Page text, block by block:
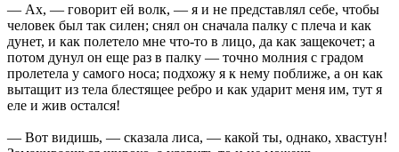
— Ах, — говорит ей волк, — я и не представлял себе, чтобы
человек был так силен; снял он сначала палку с плеча и как
дунет, и как полетело мне что-то в лицо, да как защекочет; а
потом дунул он еще раз в палку — точно молния с градом
пролетела у самого носа; подхожу я к нему поближе, а он как
вытащит из тела блестящее ребро и как ударит меня им, тут я
еле и жив остался!
— Вот видишь, — сказала лиса, — какой ты, однако, хвастун!